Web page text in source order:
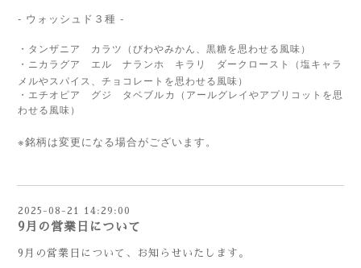
- ウォッシュド３種 -
・ タンザニア カラ ツ （ びわやみかん 、黒糖を思わせる 風味 ）
・ ニカラグア エル ナランホ キラリ ダークロースト （塩キャラ
メルやスパイス、チョコレート を思わせる風味）
・ エチオピア グジ タベブルカ （ アールグレイやアプリコットを思
わせる 風味 ）
※銘柄は変更になる場合がございます。
2025-08-21 14:29:00
9月の営業日について
9月の営業日について、お知らせいたします。